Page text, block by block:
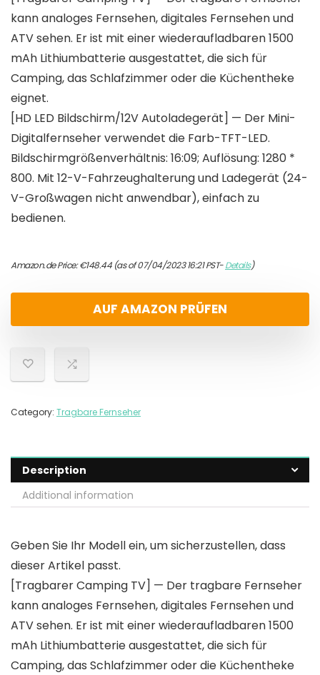
kann analoges Fernsehen, digitales Fernsehen und
ATV sehen. Er ist mit einer wiederaufladbaren 1500
mAh Lithiumbatterie ausgestattet, die sich für
Camping, das Schlafzimmer oder die Küchentheke
eignet.
[HD LED Bildschirm/12V Autoladegerät] — Der Mini-
Digitalfernseher verwendet die Farb-TFT-LED.
Bildschirmgrößenverhältnis: 16:09; Auflösung: 1280 *
800. Mit 12-V-Fahrzeughalterung und Ladegerät (24-
V-Großwagen nicht anwendbar), einfach zu
bedienen.
Amazon.de Price:€148.44(as of 07/04/2023 16:21 PST-Details)
AUF AMAZON PRÜFEN
Category: Tragbare Fernseher
Description
Additional information
Geben Sie Ihr Modell ein, um sicherzustellen, dass
dieser Artikel passt.
[Tragbarer Camping TV] — Der tragbare Fernseher
kann analoges Fernsehen, digitales Fernsehen und
ATV sehen. Er ist mit einer wiederaufladbaren 1500
mAh Lithiumbatterie ausgestattet, die sich für
Camping, das Schlafzimmer oder die Küchentheke